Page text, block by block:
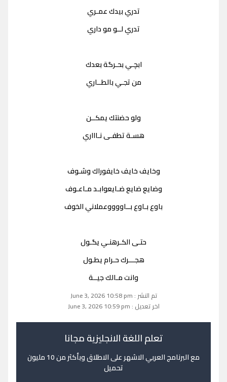
تدري بيدك عمـري
تدري لــو مو داري
ابچـي بحـرگة بعدك
من تجـي بالطــاري
ولو حضنتك يمكــن
هسـة تطفـى نـاااري
وخايف خايف خايفوراك وشـوف
وضايع ضايع ضـايعوابـد مـاعـوف
باوع بـاوع بــاووووعملاني الخوف
حتـى الكـرهنـي يگـول
هجـــرك حـرام يطـول
وانت مـالك جيــة
تم النشر : June 3, 2026 10:58 pm
اخر تعديل : June 3, 2026 10:59 pm
تعلم اللغة الانجليزية مجانا
مع البرنامج العربي الاشهر على الاطلاق وبأكثر من 10 مليون
تحميل